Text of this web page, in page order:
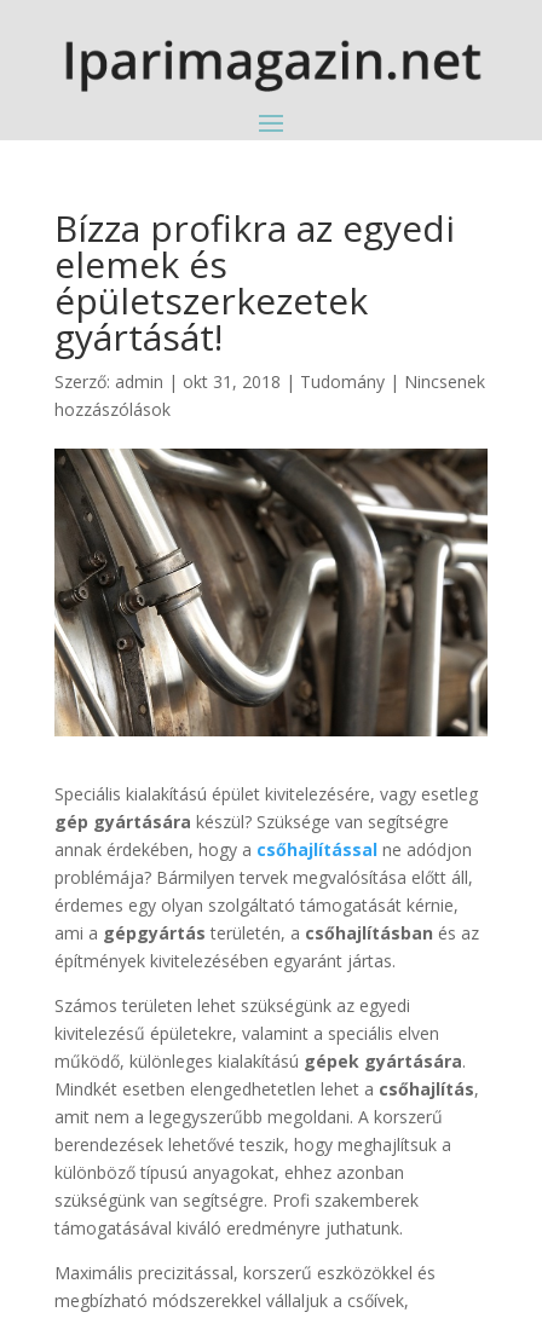
Bízza profikra az egyedi
elemek és
épületszerkezetek
gyártását!
Szerző: admin | okt 31, 2018 | Tudomány| Nincsenek
hozzászólások
Speciális kialakítású épület kivitelezésére, vagy esetleg
gép gyártására készül? Szüksége van segítségre
annak érdekében, hogy a csőhajlítássalne adódjon
problémája? Bármilyen tervek megvalósítása előtt áll,
érdemes egy olyan szolgáltató támogatását kérnie,
ami a gépgyártás területén, a csőhajlításban és az
építmények kivitelezésében egyaránt jártas.
Számos területen lehet szükségünk az egyedi
kivitelezésű épületekre, valamint a speciális elven
működő, különleges kialakítású gépek gyártására.
Mindkét esetben elengedhetetlen lehet a csőhajlítás,
amit nem a legegyszerűbb megoldani. A korszerű
berendezések lehetővé teszik, hogy meghajlítsuk a
különböző típusú anyagokat, ehhez azonban
szükségünk van segítségre. Profi szakemberek
támogatásával kiváló eredményre juthatunk.
Maximális precizitással, korszerű eszközökkel és
megbízható módszerekkel vállaljuk a csőívek,